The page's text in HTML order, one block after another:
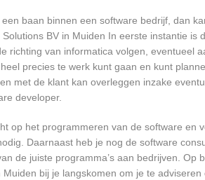
baan binnen een software bedrijf, dan
BV in Muiden In eerste instantie
richting van informatica volgen, eventueel
precies te werk kunt gaan en kunt
met de klant kan overleggen inzake
developer.
op het programmeren van de software en
Daarnaast heb je nog de software
de juiste programma’s aan bedrijven.
bij je langskomen om je te